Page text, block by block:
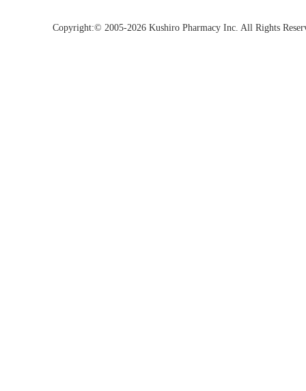
Copyright:© 2005-2026 Kushiro Pharmacy Inc. All Rights